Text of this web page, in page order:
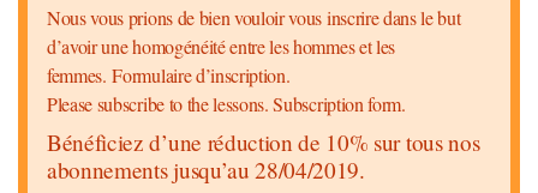
Nous vous prions de bien vouloir vous inscrire dans le but
d’avoir une homogénéité entre les hommes et les
femmes. Formulaire d’inscription.
Please subscribe to the lessons. Subscription form.
Bénéficiez d’une réduction de 10% sur tous nos
abonnements jusqu’au 28/04/2019.